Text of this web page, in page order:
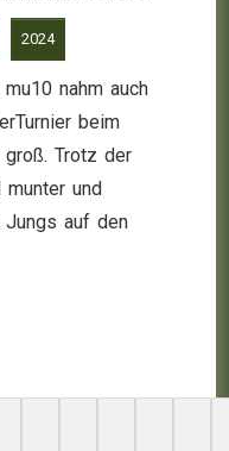
2024
nahm auch
beim
Trotz der
und
auf den